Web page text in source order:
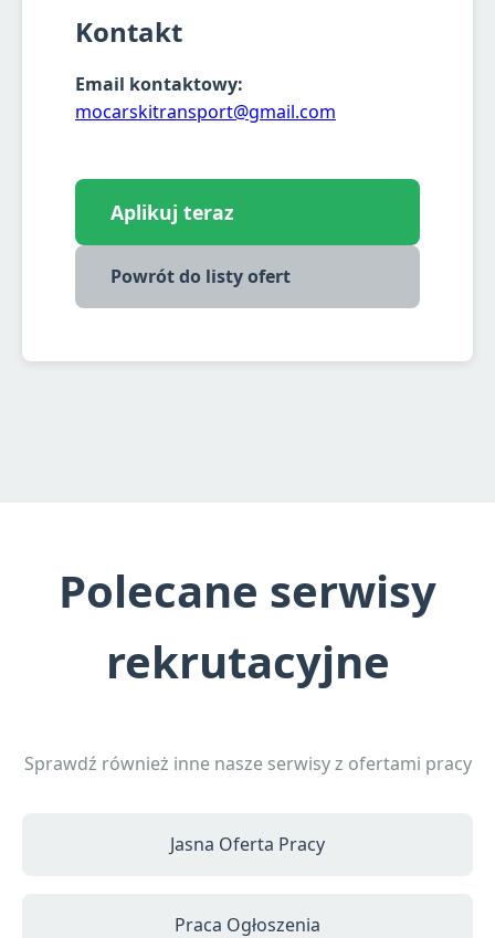
Kontakt
Email kontaktowy:
mocarskitransport@gmail.com
Aplikuj teraz
Powrót do listy ofert
Polecane serwisy
rekrutacyjne
Sprawdź również inne nasze serwisy z ofertami pracy
Jasna Oferta Pracy
Praca Ogłoszenia